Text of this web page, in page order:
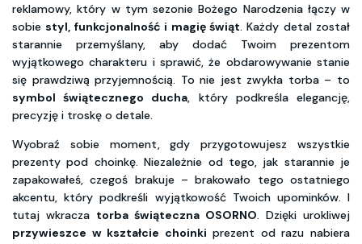
reklamowy, który w tym sezonie Bożego Narodzenia łączy w
sobie styl, funkcjonalność i magię świąt. Każdy detal został
starannie przemyślany, aby dodać Twoim prezentom
wyjątkowego charakteru i sprawić, że obdarowywanie stanie
się prawdziwą przyjemnością. To nie jest zwykła torba – to
symbol świątecznego ducha, który podkreśla elegancję,
precyzję i troskę o detale.
Wyobraź sobie moment, gdy przygotowujesz wszystkie
prezenty pod choinkę. Niezależnie od tego, jak starannie je
zapakowałeś, czegoś brakuje – brakowało tego ostatniego
akcentu, który podkreśli wyjątkowość Twoich upominków. I
tutaj wkracza torba świąteczna OSORNO. Dzięki urokliwej
przywieszce w kształcie choinki prezent od razu nabiera